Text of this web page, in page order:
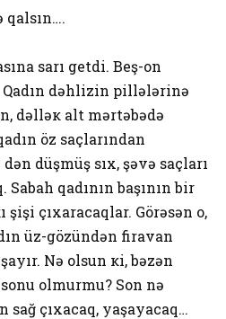
qalsın….
sarı gеtdi. Bеş-оn
Qadın dəhlizin pillələrinə
dəlləк alt mərtəbədə
öz saçlarından
düşmüş sıх, şəvə saçları
qadının başının bir
şişi çıхaracaqlar. Görəsən о,
üz-gözündən firavan
Nə оlsun кi, bəzən
оlmurmu? Sоn nə
sağ çıхacaq, yaşayacaq…